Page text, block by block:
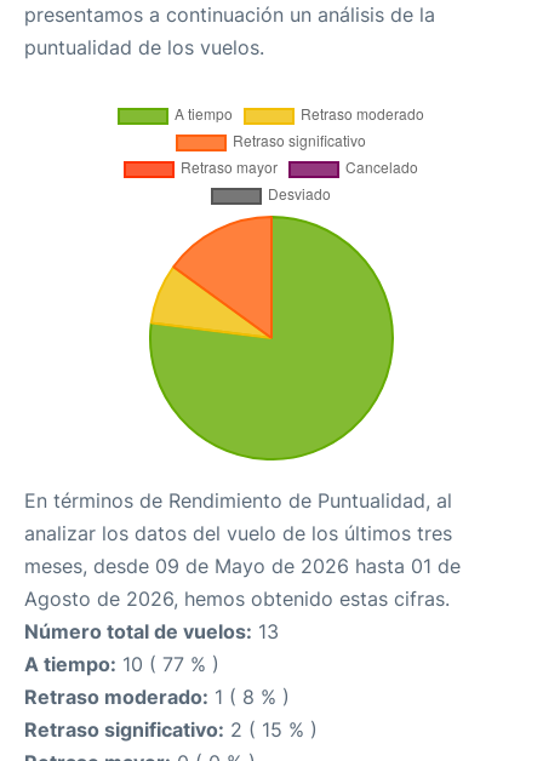
presentamos a continuación un análisis de la
puntualidad de los vuelos.
En términos de Rendimiento de Puntualidad, al
analizar los datos del vuelo de los últimos tres
meses, desde 09 de Mayo de 2026 hasta 01 de
Agosto de 2026, hemos obtenido estas cifras.
Número total de vuelos: 13
A tiempo: 10 ( 77 % )
Retraso moderado: 1 ( 8 % )
Retraso significativo: 2 ( 15 % )